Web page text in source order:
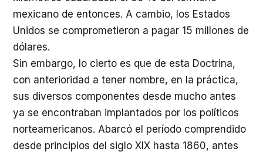
mexicano de entonces. A cambio, los Estados
Unidos se comprometieron a pagar 15 millones de
dólares.
Sin embargo, lo cierto es que de esta Doctrina,
con anterioridad a tener nombre, en la práctica,
sus diversos componentes desde mucho antes
ya se encontraban implantados por los políticos
norteamericanos. Abarcó el período comprendido
desde principios del siglo XIX hasta 1860, antes